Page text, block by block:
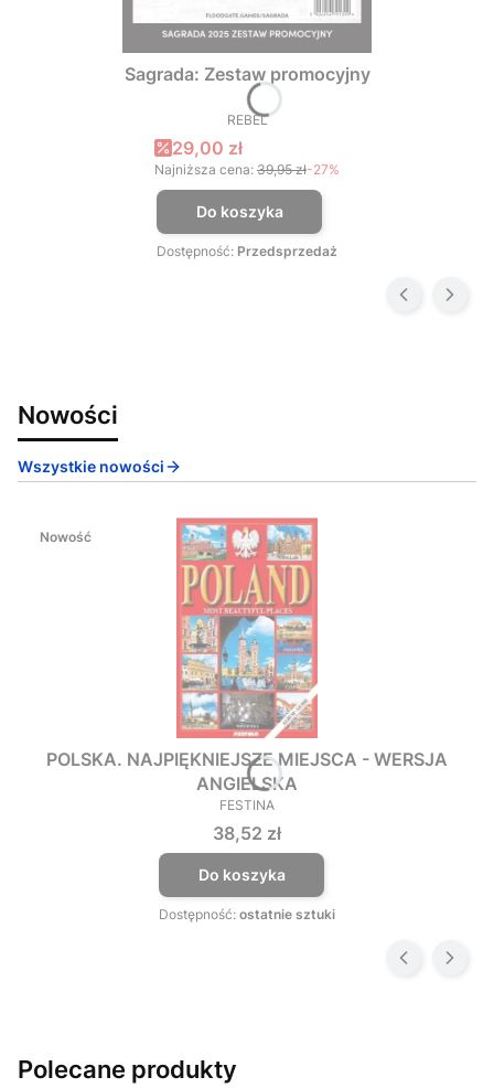
Sagrada: Zestaw promocyjny
PRODUCENT
REBEL
Cena promocyjna
29,00 zł
Najniższa cena: 39,95 zł-27%
Do koszyka
Dostępność: Przedsprzedaż
Nowości
Wszystkie nowości
Nowość
POLSKA. NAJPIĘKNIEJSZE MIEJSCA - WERSJA
ANGIELSKA
PRODUCENT
FESTINA
Cena
38,52 zł
Do koszyka
Dostępność: ostatnie sztuki
Polecane produkty